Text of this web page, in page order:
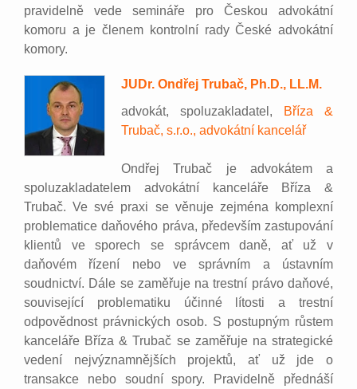
pravidelně vede semináře pro Českou advokátní
komoru a je členem kontrolní rady České advokátní
komory.
JUDr. Ondřej Trubač, Ph.D., LL.M.
advokát, spoluzakladatel,
Bříza &
Trubač, s.r.o., advokátní kancelář
Ondřej Trubač je advokátem a
spoluzakladatelem advokátní kanceláře Bříza &
Trubač. Ve své praxi se věnuje zejména komplexní
problematice daňového práva, především zastupování
klientů ve sporech se správcem daně, ať už v
daňovém řízení nebo ve správním a ústavním
soudnictví. Dále se zaměřuje na trestní právo daňové,
související problematiku účinné lítosti a trestní
odpovědnost právnických osob. S postupným růstem
kanceláře Bříza & Trubač se zaměřuje na strategické
vedení nejvýznamnějších projektů, ať už jde o
transakce nebo soudní spory. Pravidelně přednáší